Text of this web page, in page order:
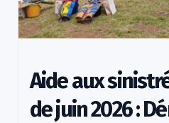
Aide aux
de juin 2026 :